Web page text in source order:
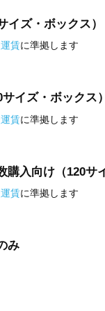
イズ・ボックス）
賃に準拠します
イズ・ボックス）
賃に準拠します
入向け（120サ
賃に準拠します
み